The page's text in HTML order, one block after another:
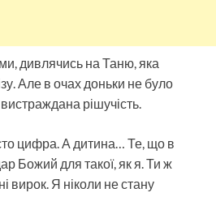
дивлячись на Таню, яка
Але в очах доньки не було
рішучість.
цифра. А дитина… Те, що в
Божий для такої, як я. Ти ж
вирок. Я ніколи не стану